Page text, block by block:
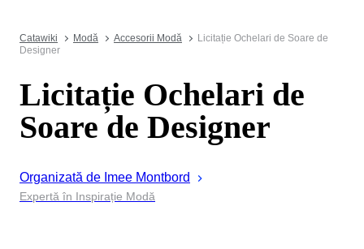
Catawiki Modă Accesorii Modă
Licitație Ochelari de Soare de
Designer
Licitație Ochelari de
Soare de Designer
Organizată de Imee Montbord
Expertă în Inspirație Modă